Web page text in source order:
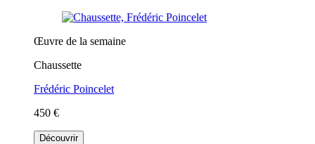
Œuvre de la semaine
Chaussette
Frédéric Poincelet
450 €
Découvrir